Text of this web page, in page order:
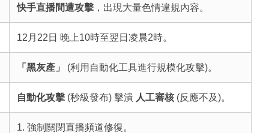
快手直播間遭攻擊，出現大量色情違規內容。
12月22日 晚上10時至翌日凌晨2時。
「黑灰產」 (利用自動化工具進行規模化攻擊)。
自動化攻擊(秒級發布) 擊潰 人工審核(反應不及)。
1. 強制關閉直播頻道修復。